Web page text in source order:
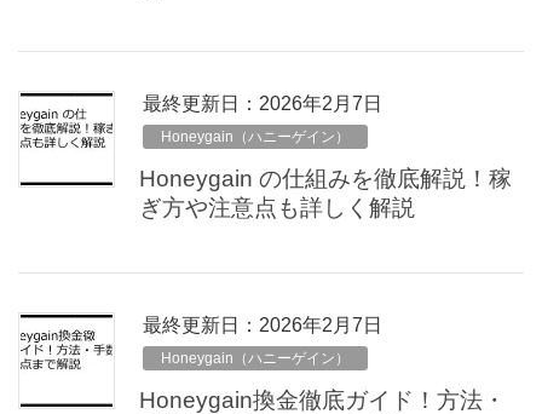
最終更新日：2026年2月7日
Honeygain（ハニーゲイン）
Honeygain の仕組みを徹底解説！稼
ぎ方や注意点も詳しく解説
最終更新日：2026年2月7日
Honeygain（ハニーゲイン）
Honeygain換金徹底ガイド！方法・